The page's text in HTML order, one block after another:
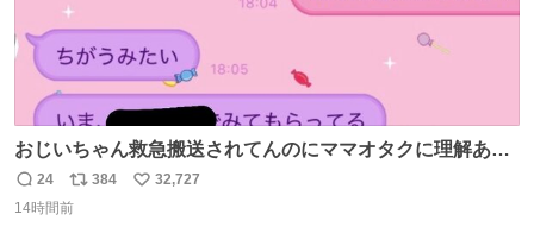
おじいちゃん救急搬送されてんのにママオタクに理解あっ
て不謹慎だけどウケる
返
信
24
リ
ポ
384
い
32,727
14時間前